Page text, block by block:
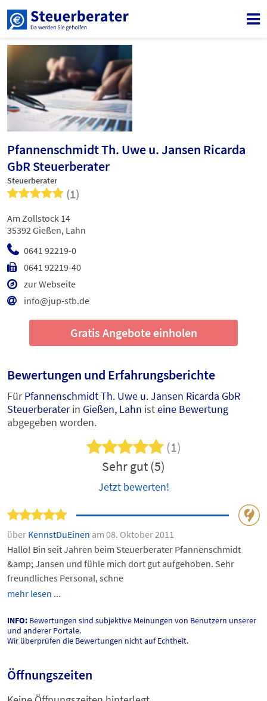
Pfannenschmidt Th. Uwe u. Jansen Ricarda
GbR Steuerberater
Steuerberater
(1)
0641 92219-0
0641 92219-40
zur Webseite
info@jup-stb.de
Am Zollstock 14
35392 Gießen, Lahn
Gratis Angebote einholen
Bewertungen und Erfahrungsberichte
FürPfannenschmidt Th. Uwe u. Jansen Ricarda GbR
Steuerberaterin Gießen, Lahn isteine Bewertung
abgegeben worden.
(1)
Sehr gut (5)
Jetzt bewerten!
über KennstDuEinen am 08. Oktober 2011
Hallo! Bin seit Jahren beim Steuerberater Pfannenschmidt
&amp; Jansen und fühle mich dort gut aufgehoben. Sehr
freundliches Personal, schne
mehr lesen ...
INFO: Bewertungen sind subjektive Meinungen von Benutzern unserer
und anderer Portale.
Wir überprüfen die Bewertungen nicht auf Echtheit.
Öffnungszeiten